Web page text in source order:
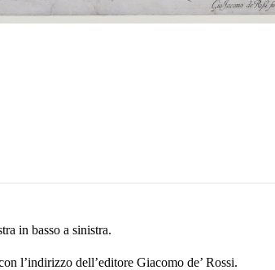
in basso a sinistra.
l’indirizzo dell’editore Giacomo de’ Rossi.